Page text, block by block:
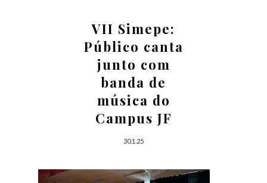
VII Simepe:
Público canta
junto com
banda de
música do
Campus JF
30.1.25